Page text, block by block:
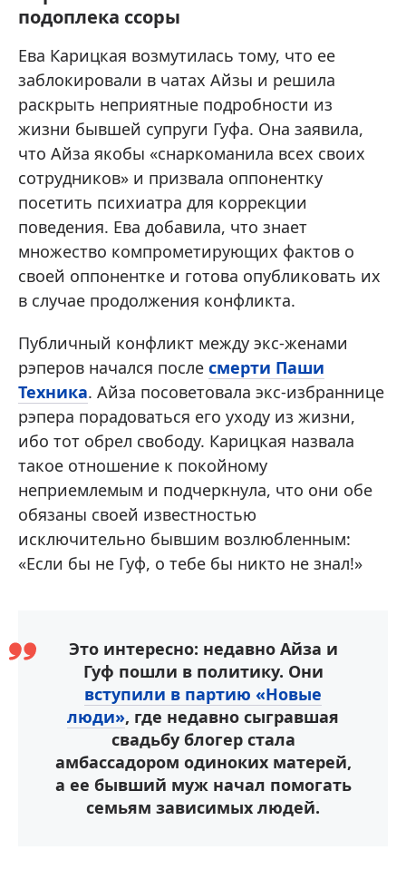
подоплека ссоры
Ева Карицкая возмутилась тому, что ее
заблокировали в чатах Айзы и решила
раскрыть неприятные подробности из
жизни бывшей супруги Гуфа. Она заявила,
что Айза якобы «снаркоманила всех своих
сотрудников» и призвала оппонентку
посетить психиатра для коррекции
поведения. Ева добавила, что знает
множество компрометирующих фактов о
своей оппонентке и готова опубликовать их
в случае продолжения конфликта.
Публичный конфликт между экс-женами
рэперов начался после смерти Паши
Техника. Айза посоветовала экс-избраннице
рэпера порадоваться его уходу из жизни,
ибо тот обрел свободу. Карицкая назвала
такое отношение к покойному
неприемлемым и подчеркнула, что они обе
обязаны своей известностью
исключительно бывшим возлюбленным:
«Если бы не Гуф, о тебе бы никто не знал!»
Это интересно: недавно Айза и
Гуф пошли в политику. Они
вступили в партию «Новые
люди», где недавно сыгравшая
свадьбу блогер стала
амбассадором одиноких матерей,
а ее бывший муж начал помогать
семьям зависимых людей.